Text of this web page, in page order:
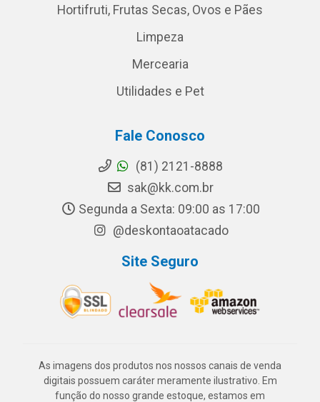
Hortifruti, Frutas Secas, Ovos e Pães
Limpeza
Mercearia
Utilidades e Pet
Fale Conosco
(81) 2121-8888
sak@kk.com.br
Segunda a Sexta: 09:00 as 17:00
@deskontaoatacado
Site Seguro
As imagens dos produtos nos nossos canais de venda
digitais possuem caráter meramente ilustrativo. Em
função do nosso grande estoque, estamos em